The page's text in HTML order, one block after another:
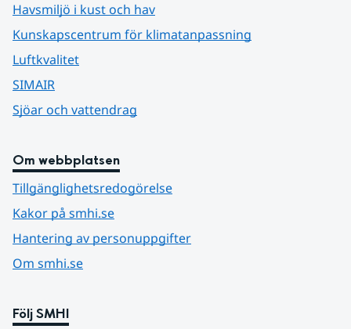
Havsmiljö i kust och hav
Kunskapscentrum för klimatanpassning
Luftkvalitet
SIMAIR
Sjöar och vattendrag
Om webbplatsen
Tillgänglighetsredogörelse
Kakor på smhi.se
Hantering av personuppgifter
Om smhi.se
Följ SMHI